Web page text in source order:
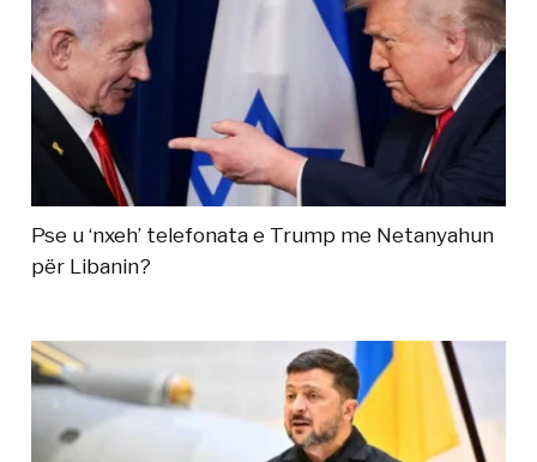
Pse u ‘nxeh’ telefonata e Trump me Netanyahun
për Libanin?